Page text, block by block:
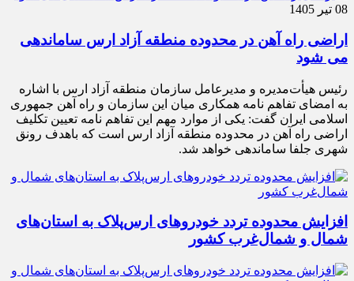
08 تیر 1405
اراضی راه آهن در محدوده منطقه آزاد ارس ساماندهی
می شود
رئیس هیأت‌مدیره و مدیرعامل سازمان منطقه آزاد ارس با اشاره
به امضای تفاهم نامه همکاری میان این سازمان و راه آهن جمهوری
اسلامی ایران گفت: یکی از موارد مهم این تفاهم نامه تعیین تکلیف
اراضی راه آهن در محدوده منطقه آزاد ارس است که باهدف رونق
شهری جلفا ساماندهی خواهد شد.
افزایش محدوده تردد خودروهای ارس‌پلاک به استان‌های
شمال و شمال‌غرب کشور